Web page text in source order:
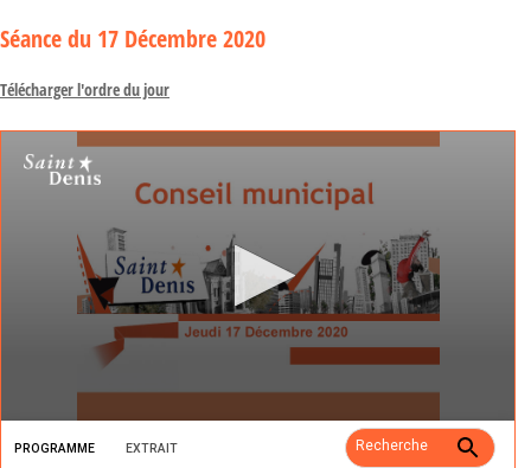
Séancedu 17 Décembre 2020
Télécharger l'ordre du jour